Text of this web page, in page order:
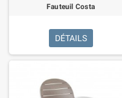
Fauteuil Costa
DÉTAILS